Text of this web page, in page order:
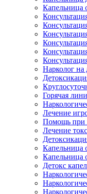
Капельница
Нарколог на
Горячая
Лечение
Помощь при
Лечение
Капельница
Капельница
Детокс